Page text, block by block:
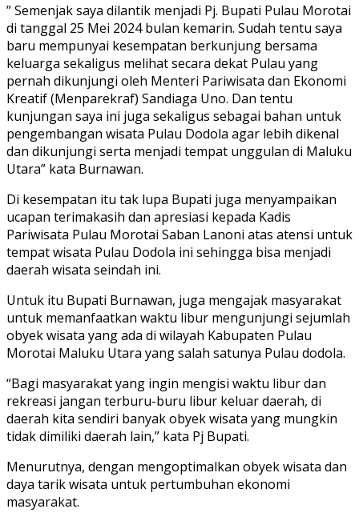
” Semenjak saya dilantik menjadi Pj. Bupati Pulau Morotai
di tanggal 25 Mei 2024 bulan kemarin. Sudah tentu saya
baru mempunyai kesempatan berkunjung bersama
keluarga sekaligus melihat secara dekat Pulau yang
pernah dikunjungi oleh Menteri Pariwisata dan Ekonomi
Kreatif (Menparekraf) Sandiaga Uno. Dan tentu
kunjungan saya ini juga sekaligus sebagai bahan untuk
pengembangan wisata Pulau Dodola agar lebih dikenal
dan dikunjungi serta menjadi tempat unggulan di Maluku
Utara” kata Burnawan.
Di kesempatan itu tak lupa Bupati juga menyampaikan
ucapan terimakasih dan apresiasi kepada Kadis
Pariwisata Pulau Morotai Saban Lanoni atas atensi untuk
tempat wisata Pulau Dodola ini sehingga bisa menjadi
daerah wisata seindah ini.
Untuk itu Bupati Burnawan, juga mengajak masyarakat
untuk memanfaatkan waktu libur mengunjungi sejumlah
obyek wisata yang ada di wilayah Kabupaten Pulau
Morotai Maluku Utara yang salah satunya Pulau dodola.
“Bagi masyarakat yang ingin mengisi waktu libur dan
rekreasi jangan terburu-buru libur keluar daerah, di
daerah kita sendiri banyak obyek wisata yang mungkin
tidak dimiliki daerah lain,” kata Pj Bupati.
Menurutnya, dengan mengoptimalkan obyek wisata dan
daya tarik wisata untuk pertumbuhan ekonomi
masyarakat.